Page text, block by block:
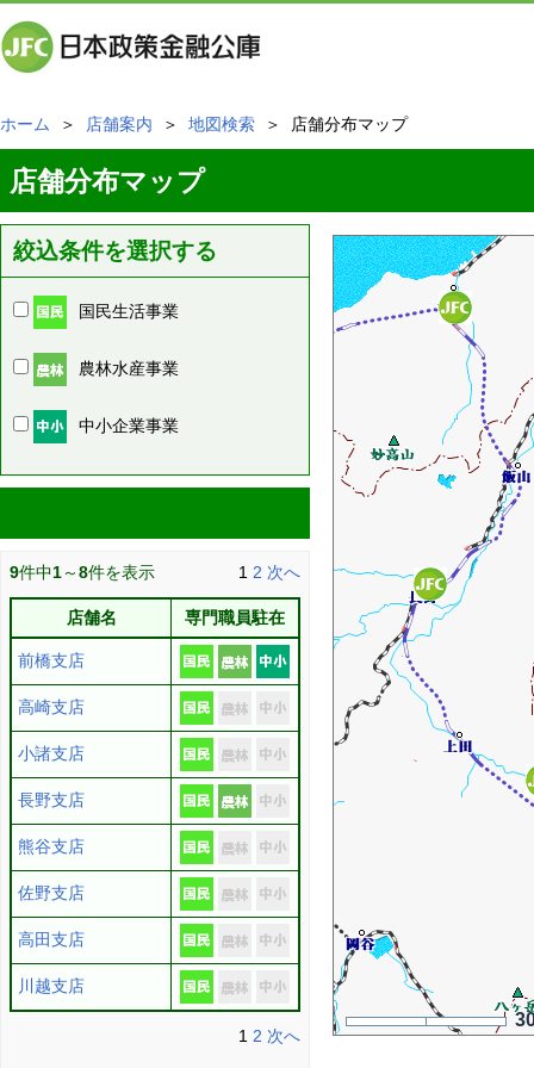
ホーム ＞ 店舗案内 ＞ 地図検索 ＞ 店舗分布マップ
店舗分布マップ
絞込条件を選択する
国民生活事業
農林水産事業
中小企業事業
9件中1～8件を表示 1 2 次へ
店舗名 専門職員駐在
前橋支店
高崎支店
小諸支店
長野支店
熊谷支店
佐野支店
高田支店
川越支店
1 2 次へ